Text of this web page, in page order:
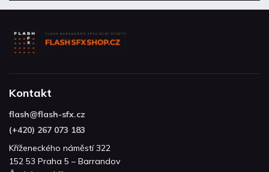
Kontakt
flash@flash-sfx.cz
(+420) 267 073 183
Kříženeckého náměstí 322
152 53 Praha 5 – Barrandov